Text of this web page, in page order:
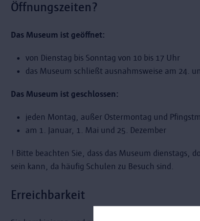
Öffnungszeiten?
Das Museum ist geöffnet:
von Dienstag bis Sonntag von 10 bis 17 Uhr
das Museum schließt ausnahmsweise am 24.
Das Museum ist geschlossen:
jeden Montag, außer Ostermontag und
am 1. Januar, 1. Mai und 25. Dezember
! Bitte beachten Sie, dass das Museum dienstags,
sein kann, da häufig Schulen zu Besuch sind.
Erreichbarkeit